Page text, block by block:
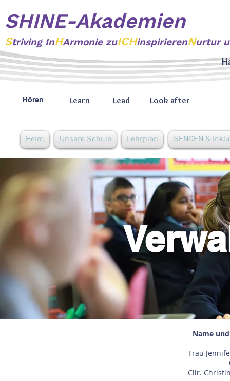
SHINE-Akademien
Striving InHArmonie zuICHinspirierenNurtur
Hören Learn Lead Look after
Heim Unsere Schule Lehrplan SENDEN &
Name
Frau
Cllr.